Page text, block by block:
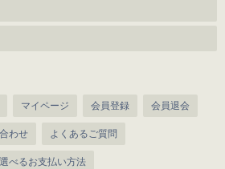
マイページ 会員登録 会員退会
わせ よくあるご質問
選べるお支払い方法